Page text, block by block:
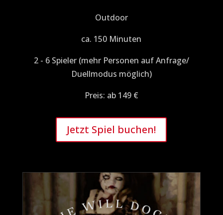
Outdoor
ca. 150 Minuten
2 - 6 Spieler (mehr Personen auf Anfrage/
Duellmodus möglich)
Preis: ab 149 €
Jetzt Spiel buchen!